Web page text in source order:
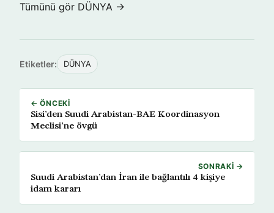
Tümünü gör DÜNYA →
Etiketler: DÜNYA
← ÖNCEKI
Sisi’den Suudi Arabistan-BAE Koordinasyon
Meclisi’ne övgü
SONRAKI →
Suudi Arabistan’dan İran ile bağlantılı 4 kişiye
idam kararı